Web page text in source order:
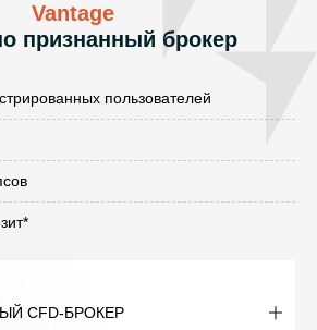
Vantage
признанный брокер
пользователей
CFD-БРОКЕР